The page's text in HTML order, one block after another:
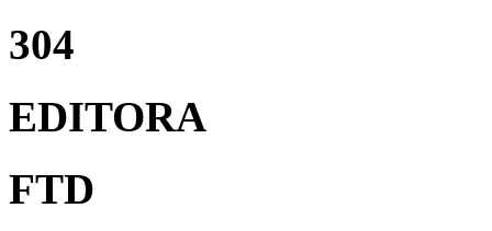
304
EDITORA
FTD